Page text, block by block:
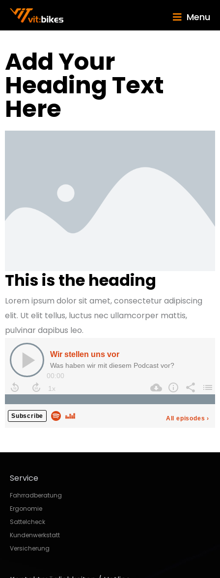
Menu
Add Your
Heading Text
Here
This is the heading
Lorem ipsum dolor sit amet, consectetur adipiscing
elit. Ut elit tellus, luctus nec ullamcorper mattis,
pulvinar dapibus leo.
Service
Fahrradberatung
Ergonomie
Sattelcheck
Kundenwerkstatt
Versicherung